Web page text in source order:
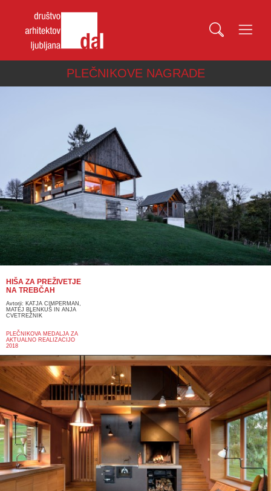
PLEČNIKOVE NAGRADE
HIŠA ZA PREŽIVETJE
NA TREBČAH
Avtorji: KATJA CIMPERMAN,
MATEJ BLENKUŠ IN ANJA
CVETREŽNIK
PLEČNIKOVA MEDALJA ZA
AKTUALNO REALIZACIJO
2018